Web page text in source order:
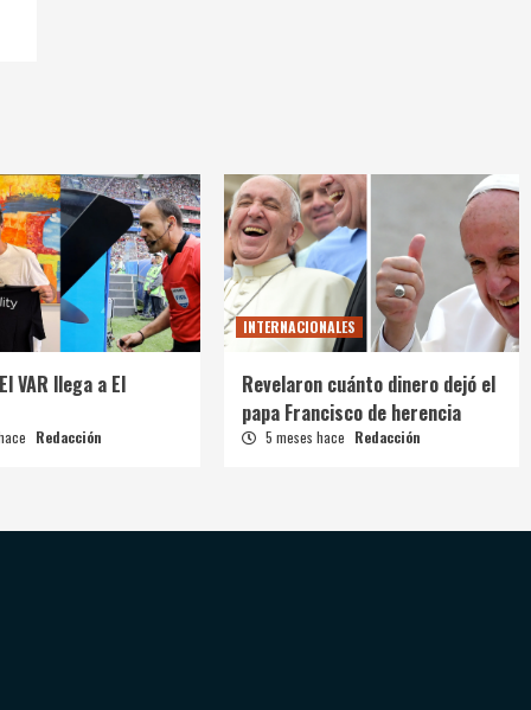
VAR llega a El
Redacción
INTERNACIONALES
Revelaron cuánto dinero dejó el
papa Francisco de herencia
5 meses hace Redacción